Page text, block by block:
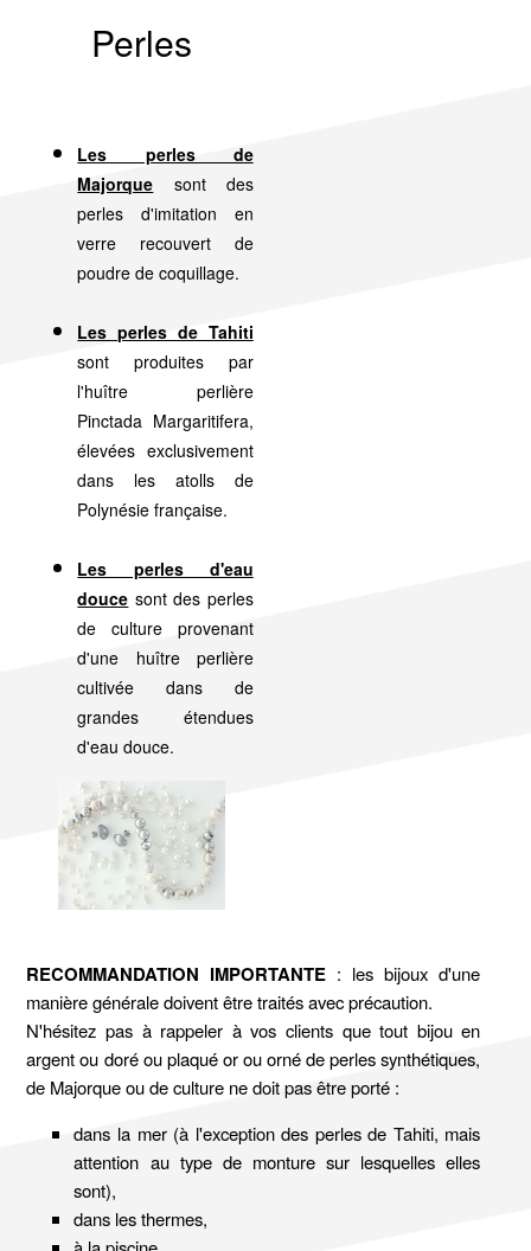
Perles
Les perles de
Majorque sont des
perles d'imitation en
verre recouvert de
poudre de coquillage.
Les perles de Tahiti
sont produites par
l'huître perlière
Pinctada Margaritifera,
élevées exclusivement
dans les atolls de
Polynésie française.
Les perles d'eau
douce sont des perles
de culture provenant
d'une huître perlière
cultivée dans de
grandes étendues
d'eau douce.
RECOMMANDATION IMPORTANTE : les bijoux d'une
manière générale doivent être traités avec précaution.
N'hésitez pas à rappeler à vos clients que tout bijou en
argent ou doré ou plaqué or ou orné de perles synthétiques,
de Majorque ou de culture ne doit pas être porté :
dans la mer (à l'exception des perles de Tahiti, mais
attention au type de monture sur lesquelles elles
sont),
dans les thermes,